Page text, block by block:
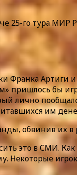
25-го тура МИР
Франка Артиги
пришлось бы
лично
им
обвинив их в
это в СМИ.
Некоторые